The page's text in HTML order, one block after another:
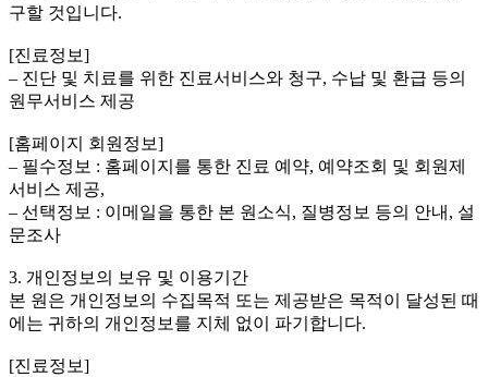
구할 것입니다.
[진료정보]
– 진단 및 치료를 위한 진료서비스와 청구, 수납 및 환급 등의
원무서비스 제공
[홈페이지 회원정보]
– 필수정보 : 홈페이지를 통한 진료 예약, 예약조회 및 회원제
서비스 제공,
– 선택정보 : 이메일을 통한 본 원소식, 질병정보 등의 안내, 설
문조사
3. 개인정보의 보유 및 이용기간
본 원은 개인정보의 수집목적 또는 제공받은 목적이 달성된 때
에는 귀하의 개인정보를 지체 없이 파기합니다.
[진료정보]